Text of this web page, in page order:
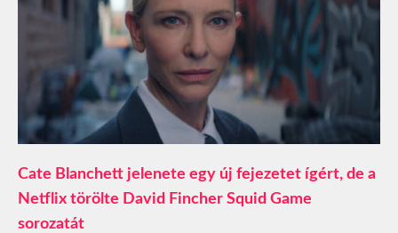
Cate Blanchett jelenete egy új fejezetet ígért, de a
Netflix törölte David Fincher Squid Game
sorozatát